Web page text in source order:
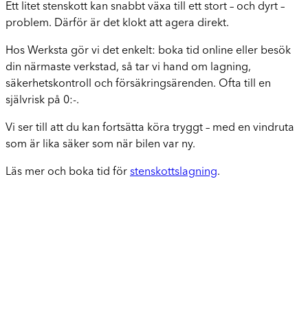
Ett litet stenskott kan snabbt växa till ett stort – och dyrt –
problem. Därför är det klokt att agera direkt.
Hos Werksta gör vi det enkelt: boka tid online eller besök
din närmaste verkstad, så tar vi hand om lagning,
säkerhetskontroll och försäkringsärenden. Ofta till en
självrisk på 0:-.
Vi ser till att du kan fortsätta köra tryggt – med en vindruta
som är lika säker som när bilen var ny.
Läs mer och boka tid för stenskottslagning.